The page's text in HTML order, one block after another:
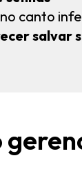
no canto
salvar